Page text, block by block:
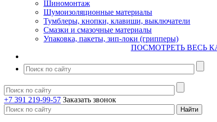
Шиномонтаж
Шумоизоляционные материалы
Тумблеры, кнопки, клавиши, выключатели
Смазки и смазочные материалы
Упаковка, пакеты, зип-локи (грипперы)
ПОСМОТРЕТЬ ВЕСЬ
+7 391 219-99-57 Заказать звонок